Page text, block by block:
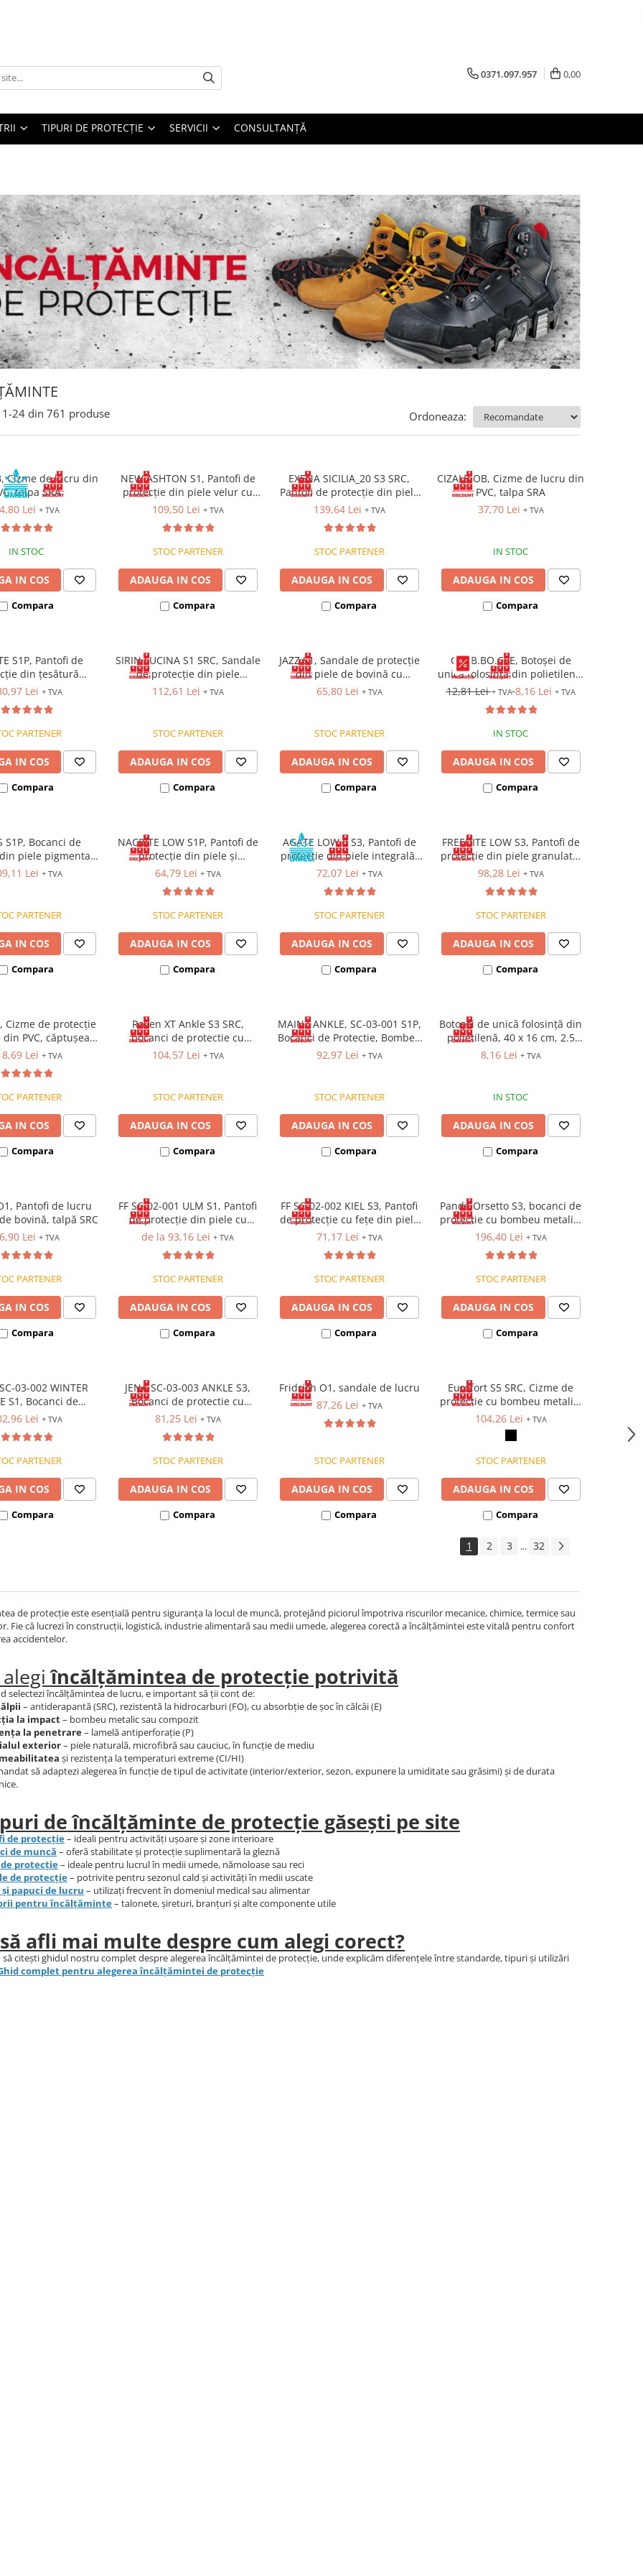
0371.097.957 0,00
TIPURI DE PROTECȚIE SERVICII CONSULTANŢĂ
1-24 din 761 produse Ordoneaza:
Cizme de lucru din
talpa SRA
Lei + TVA
IN STOC
IN COS
Compara
NEW ASHTON S1, Pantofi de
protecție din piele velur cu
bombeu compozit, talpă SRC
109,50 Lei + TVA
STOC PARTENER
ADAUGA IN COS
Compara
EXENA SICILIA_20 S3 SRC,
Pantofi de protecție din piele
de bovină hidrofobizată,
antiperforație, metal free
139,64 Lei + TVA
STOC PARTENER
ADAUGA IN COS
Compara
CIZALB OB, Cizme de lucru din
PVC, talpa SRA
37,70 Lei + TVA
IN STOC
ADAUGA IN COS
Compara
S1P, Pantofi de
din țesătură
bombeu metalic și
SRC
Lei + TVA
PARTENER
IN COS
Compara
SIRIN LUCINA S1 SRC, Sandale
de protecție din piele
pigmentată de bovină,
112,61 Lei + TVA
STOC PARTENER
ADAUGA IN COS
Compara
JAZZ S1, Sandale de protecție
din piele de bovină cu
bombeu metalic, talpă SRC
65,80 Lei + TVA
STOC PARTENER
ADAUGA IN COS
Compara
GLOB.BO.CPE, Botoșei de
unică folosință din polietilenă,
39 x 15cm [Set 100 bucăți]
12,81 Lei+ TVA 8,16 Lei + TVA
IN STOC
ADAUGA IN COS
Compara
S1P, Bocanci de
piele pigmentată
bombeu și lamelă
Lei + TVA
PARTENER
IN COS
Compara
NACRITE LOW S1P, Pantofi de
protecție din piele și
poliuretan, bombeu și lamelă
SRC
64,79 Lei + TVA
STOC PARTENER
ADAUGA IN COS
Compara
AGATE LOW II S3, Pantofi de
protecție din piele integrală,
bombeu și lamelă
hidrofobizate, talpă SRC
72,07 Lei + TVA
STOC PARTENER
ADAUGA IN COS
Compara
FREEDITE LOW S3, Pantofi de
protecție din piele granulată,
bombeu compozit, lamelă
98,28 Lei + TVA
STOC PARTENER
ADAUGA IN COS
Compara
Cizme de protecție
PVC, căptușeală
din blană sintetică
Lei + TVA
PARTENER
IN COS
Compara
Raven XT Ankle S3 SRC,
bocanci de protectie cu
bombeu metalic, lamela
104,57 Lei + TVA
STOC PARTENER
ADAUGA IN COS
Compara
MAINZ ANKLE, SC-03-001 S1P,
Bocanci de Protectie, Bombeu
Otel, Lamela Antiperforatie
92,97 Lei + TVA
STOC PARTENER
ADAUGA IN COS
Compara
Botoșei de unică folosință din
polietilenă, 40 x 16 cm, 2.5
g/mp [Set 100 bucăți]
8,16 Lei + TVA
IN STOC
ADAUGA IN COS
Compara
Pantofi de lucru
bovină, talpă SRC
Lei + TVA
PARTENER
IN COS
Compara
FF SC-02-001 ULM S1, Pantofi
de protecție din piele cu
bombeu metalic, talpă
de la 93,16 Lei + TVA
STOC PARTENER
ADAUGA IN COS
Compara
FF SC-02-002 KIEL S3, Pantofi
de protecție cu fețe din piele
hidrofobizată, cu bombeu și
71,17 Lei + TVA
STOC PARTENER
ADAUGA IN COS
Compara
Panda Orsetto S3, bocanci de
protectie cu bombeu metalic,
lamela antiperforatie, fete
196,40 Lei + TVA
STOC PARTENER
ADAUGA IN COS
Compara
03-002 WINTER
S1, Bocanci de
cu bombeu, talpa
Lei + TVA
PARTENER
IN COS
Compara
JENA SC-03-003 ANKLE S3,
Bocanci de protectie cu
bombeu din otel, lamela
hidrofobizate, talpa SRC
81,25 Lei + TVA
STOC PARTENER
ADAUGA IN COS
Compara
Fridrich O1, sandale de lucru
87,26 Lei + TVA
STOC PARTENER
ADAUGA IN COS
Compara
Eurofort S5 SRC, Cizme de
protectie cu bombeu metalic,
lamela antiperforatie,
impermeabile
104,26 Lei + TVA
STOC PARTENER
ADAUGA IN COS
Compara
1 2 3 ... 32
de protecție este esențială pentru siguranța la locul de muncă, protejând piciorul împotriva riscurilor mecanice, chimice, termice sau
Fie că lucrezi în construcții, logistică, industrie alimentară sau medii umede, alegerea corectă a încălțămintei este vitală pentru confort
accidentelor.
alegiîncălțămintea de protecție potrivită
selectezi încălțămintea de lucru, e important să ții cont de:
– antiderapantă (SRC), rezistentă la hidrocarburi (FO), cu absorbție de șoc în călcâi (E)
la impact– bombeu metalic sau compozit
la penetrare– lamelă antiperforație (P)
exterior– piele naturală, microfibră sau cauciuc, în funcție de mediu
și rezistența la temperaturi extreme (CI/HI)
să adaptezi alegerea în funcție de tipul de activitate (interior/exterior, sezon, expunere la umiditate sau grăsimi) și de durata
de încălțăminte de protecție găsești pe site
de protecție– ideali pentru activități ușoare și zone interioare
de muncă – oferă stabilitate și protecție suplimentară la gleznă
de protecție– ideale pentru lucrul în medii umede, nămoloase sau reci
de protecție– potrivite pentru sezonul cald și activități în medii uscate
și papuci de lucru – utilizați frecvent în domeniul medical sau alimentar
pentru încălțăminte– talonete, șireturi, branțuri și alte componente utile
afli mai multe despre cum alegi corect?
să citești ghidul nostru complet despre alegerea încălțămintei de protecție, unde explicăm diferențele între standarde, tipuri și utilizări
complet pentru alegerea încălțămintei de protecție